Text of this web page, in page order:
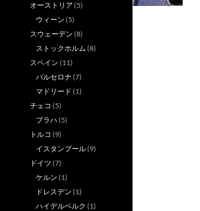
オーストリア (5)
ウィーン (5)
スウェーデン (8)
ストックホルム (8)
スペイン (11)
バルセロナ (7)
マドリード (1)
チェコ (5)
プラハ(5)
トルコ (9)
イスタンブール(9)
ドイツ (7)
ケルン (1)
ドレスデン (1)
ハイデルベルク (1)